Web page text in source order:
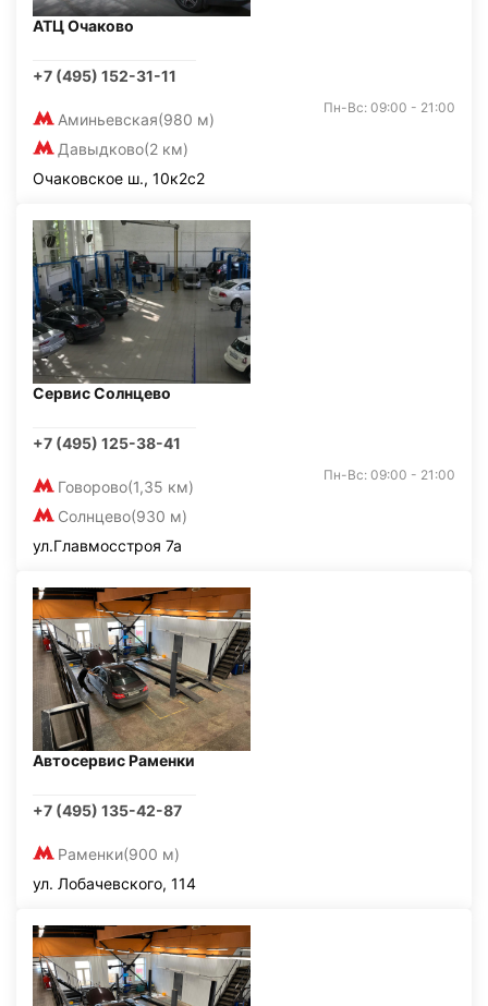
АТЦ Очаково
+7 (495) 152-31-11
Аминьевская(980 м)
Давыдково(2 км)
Пн-Вс: 09:00 - 21:00
Очаковское ш., 10к2с2
Сервис Солнцево
+7 (495) 125-38-41
Говорово(1,35 км)
Солнцево(930 м)
Пн-Вс: 09:00 - 21:00
ул.Главмосстроя 7а
Автосервис Раменки
+7 (495) 135-42-87
Раменки(900 м)
ул. Лобачевского, 114